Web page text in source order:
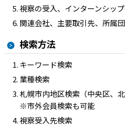
視察の受入、インターンシッ
関連会社、主要取引先、所属
検索方法
キーワード検索
業種検索
札幌市内地区検索（中央区、北
※市外会員検索も可能
視察受入先検索